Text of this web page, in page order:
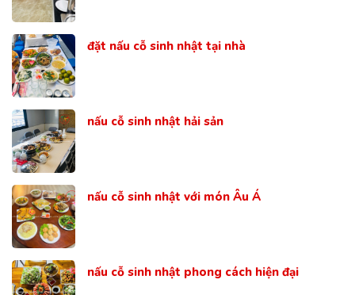
đặt nấu cỗ sinh nhật tại nhà
nấu cỗ sinh nhật hải sản
nấu cỗ sinh nhật với món Âu Á
nấu cỗ sinh nhật phong cách hiện đại